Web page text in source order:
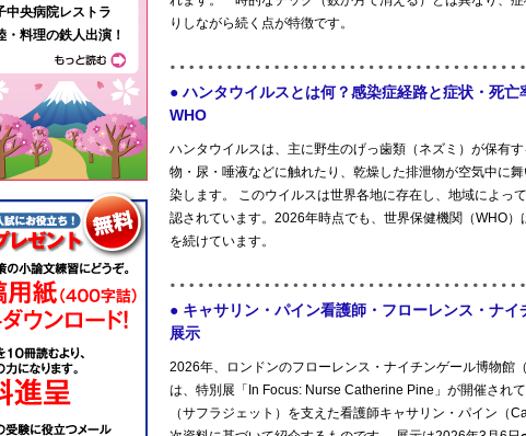
中央病院レストラ
・料理の鉄人出演！